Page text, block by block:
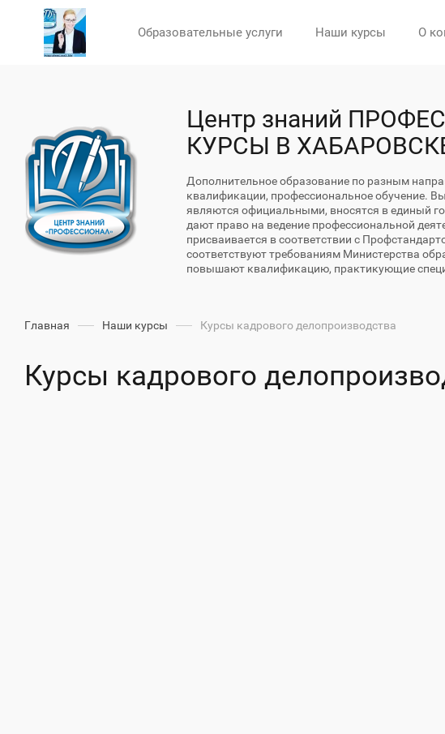
Образовательные услуги Наши курсы О
Центр знаний
КУРСЫ В
Дополнительное образование по разным
квалификации, профессиональное обучение.
являются официальными, вносятся в единый
дают право на ведение профессиональной
присваивается в соответствии с
соответствуют требованиям Министерства
повышают квалификацию, практикующие
Главная Наши курсы Курсы кадрового делопроизводства
Курсы кадрового